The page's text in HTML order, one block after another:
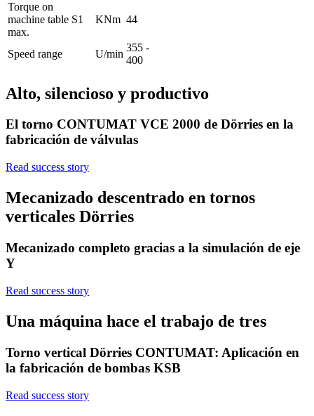
Torque on
machine table S1
max.
KNm 44
Speed range U/min
355 -
400
Alto, silencioso y productivo
El torno CONTUMAT VCE 2000 de Dörries en la
fabricación de válvulas
Read success story
Mecanizado descentrado en tornos
verticales Dörries
Mecanizado completo gracias a la simulación de eje
Y
Read success story
Una máquina hace el trabajo de tres
Torno vertical Dörries CONTUMAT: Aplicación en
la fabricación de bombas KSB
Read success story